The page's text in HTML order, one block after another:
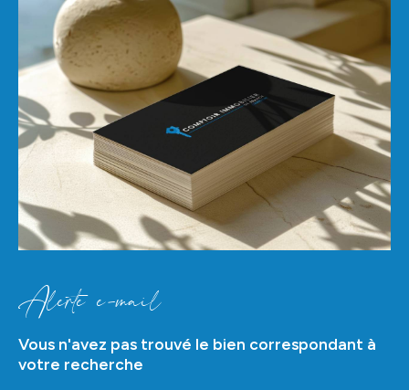
Alerte e-mail
Vous n'avez pas trouvé le bien correspondant à
votre recherche